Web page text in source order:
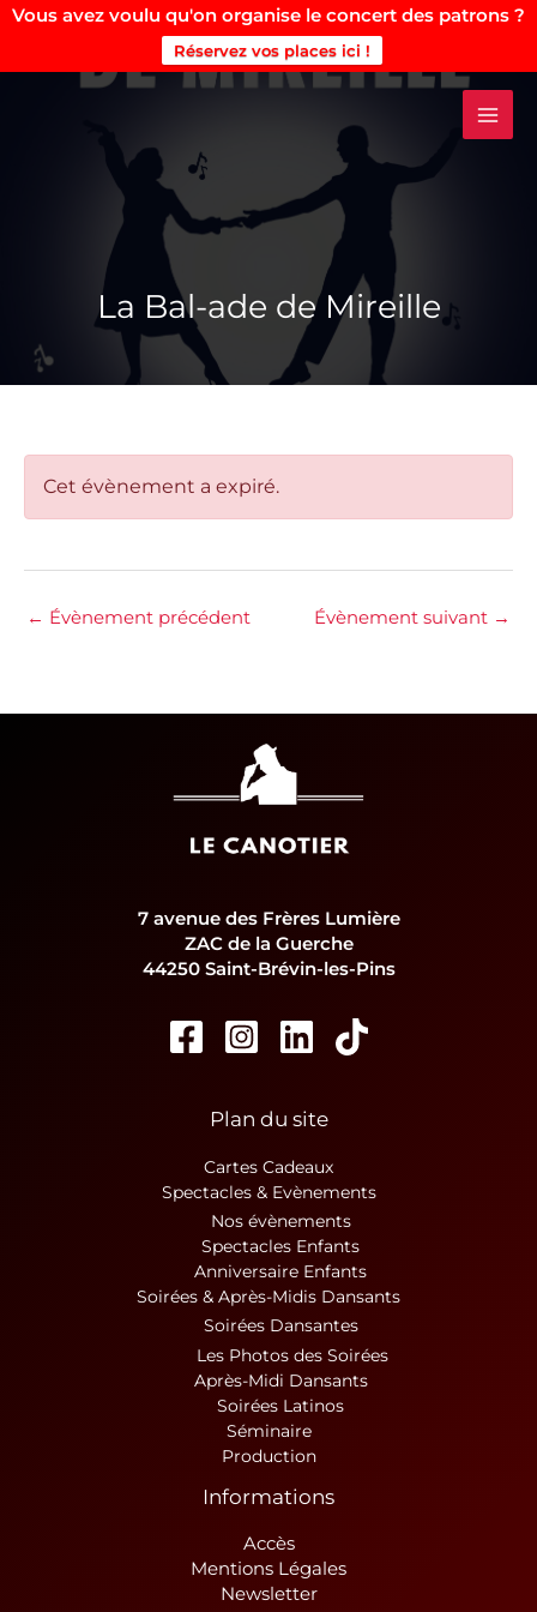
Vous avez voulu qu'on organise le concert des patrons ?
Réservez vos places ici !
La Bal-ade de Mireille
Cet évènement a expiré.
← Évènement précédent Évènement suivant →
7 avenue des Frères Lumière
ZAC de la Guerche
44250 Saint-Brévin-les-Pins
Plan du site
Cartes Cadeaux
Spectacles & Evènements
Nos évènements
Spectacles Enfants
Anniversaire Enfants
Soirées & Après-Midis Dansants
Soirées Dansantes
Les Photos des Soirées
Après-Midi Dansants
Soirées Latinos
Séminaire
Production
Informations
Accès
Mentions Légales
Newsletter